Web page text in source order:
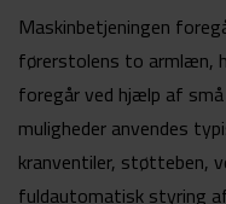
Maskinbetjeningen
førerstolens to armlæn,
foregår ved hjælp af
muligheder anvendes
kranventiler, støtteben,
fuldautomatisk styring